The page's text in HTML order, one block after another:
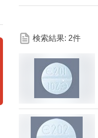
な
検
条
検索結果: 2件